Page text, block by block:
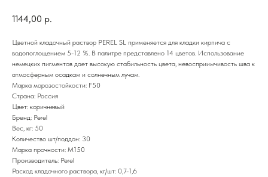
1144,00 р.
Цветной кладочный раствор PEREL SL применяется для кладки кирпича с
водопоглощением 5-12 %. В палитре представлено 14 цветов. Использование
немецких пигментов дает высокую стабильность цвета, невосприимчивость шва к
атмосферным осадкам и солнечным лучам.
Марка морозостойкости: F50
Страна: Россия
Цвет: коричневый
Бренд: Perel
Вес, кг: 50
Количество шт/поддон: 30
Марка прочности: М150
Производитель: Perel
Расход кладочного раствора, кг/шт: 0,7-1,6